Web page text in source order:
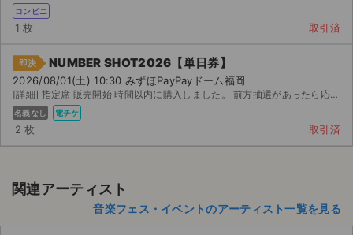
コンビニ
1 枚 取引済
即決 NUMBER SHOT2026【単日券】
2026/08/01(土) 10:30 みずほPayPayドーム福岡
[詳細] 指定席 販売開始 時間以内に購入しました。 前方抽選があったら応募できます！
名義なし 電チケ
2 枚 取引済
関連アーティスト
音楽フェス・イベントのアーティスト一覧を見る